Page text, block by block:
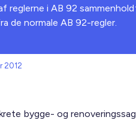
reglerne i AB 92
de normale AB 92-regler.
2012
bygge- og